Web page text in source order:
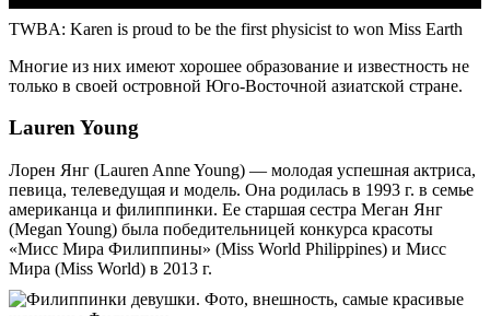
TWBA: Karen is proud to be the first physicist to won Miss Earth
Многие из них имеют хорошее образование и известность не
только в своей островной Юго-Восточной азиатской стране.
Lauren Young
Лорен Янг (Lauren Anne Young) — молодая успешная актриса,
певица, телеведущая и модель. Она родилась в 1993 г. в семье
американца и филиппинки. Ее старшая сестра Меган Янг
(Megan Young) была победительницей конкурса красоты
«Мисс Мира Филиппины» (Miss World Philippines) и Мисс
Мира (Miss World) в 2013 г.